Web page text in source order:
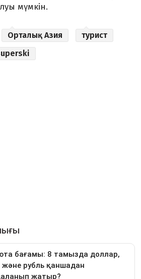
мүмкін.
Орталық Азия
турист